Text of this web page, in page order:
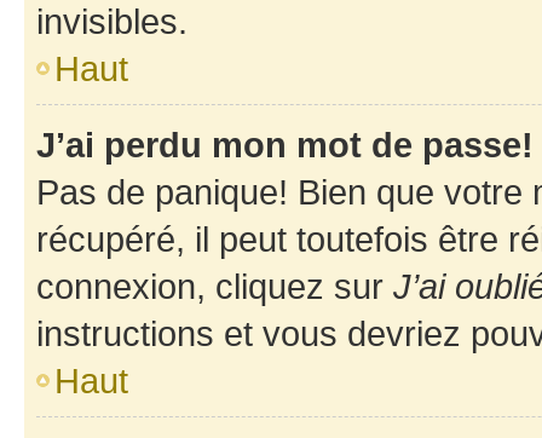
invisibles.
Haut
J’ai perdu mon mot de passe!
Pas de panique! Bien que
récupéré, il peut toutefois être
connexion, cliquez sur J’ai
instructions et vous devriez
Haut